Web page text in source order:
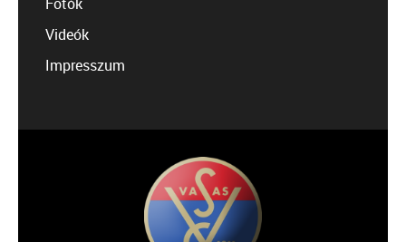
Videók
Impresszum